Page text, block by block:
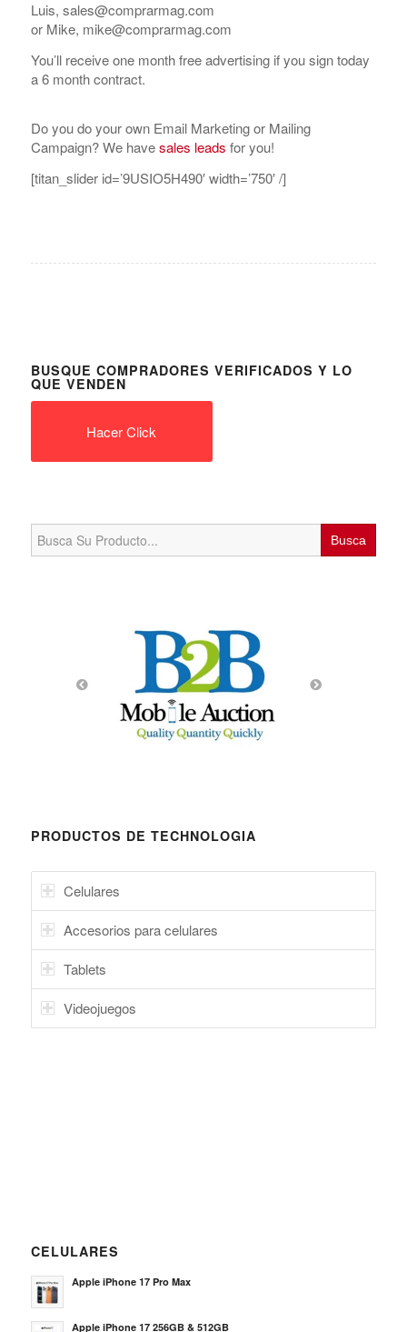
Luis, sales@comprarmag.com
or Mike, mike@comprarmag.com
You’ll receive one month free advertising if you sign today
a 6 month contract.
Do you do your own Email Marketing or Mailing
Campaign? We havesales leads for you!
[titan_slider id=’9USIO5H490′ width=’750′ /]
BUSQUE COMPRADORES VERIFICADOS Y LO
QUE VENDEN
Hacer Click
Search
for:
PRODUCTOS DE TECHNOLOGIA
Celulares
Accesorios para celulares
Tablets
Videojuegos
CELULARES
Apple iPhone 17 Pro Max
Apple iPhone 17 256GB & 512GB